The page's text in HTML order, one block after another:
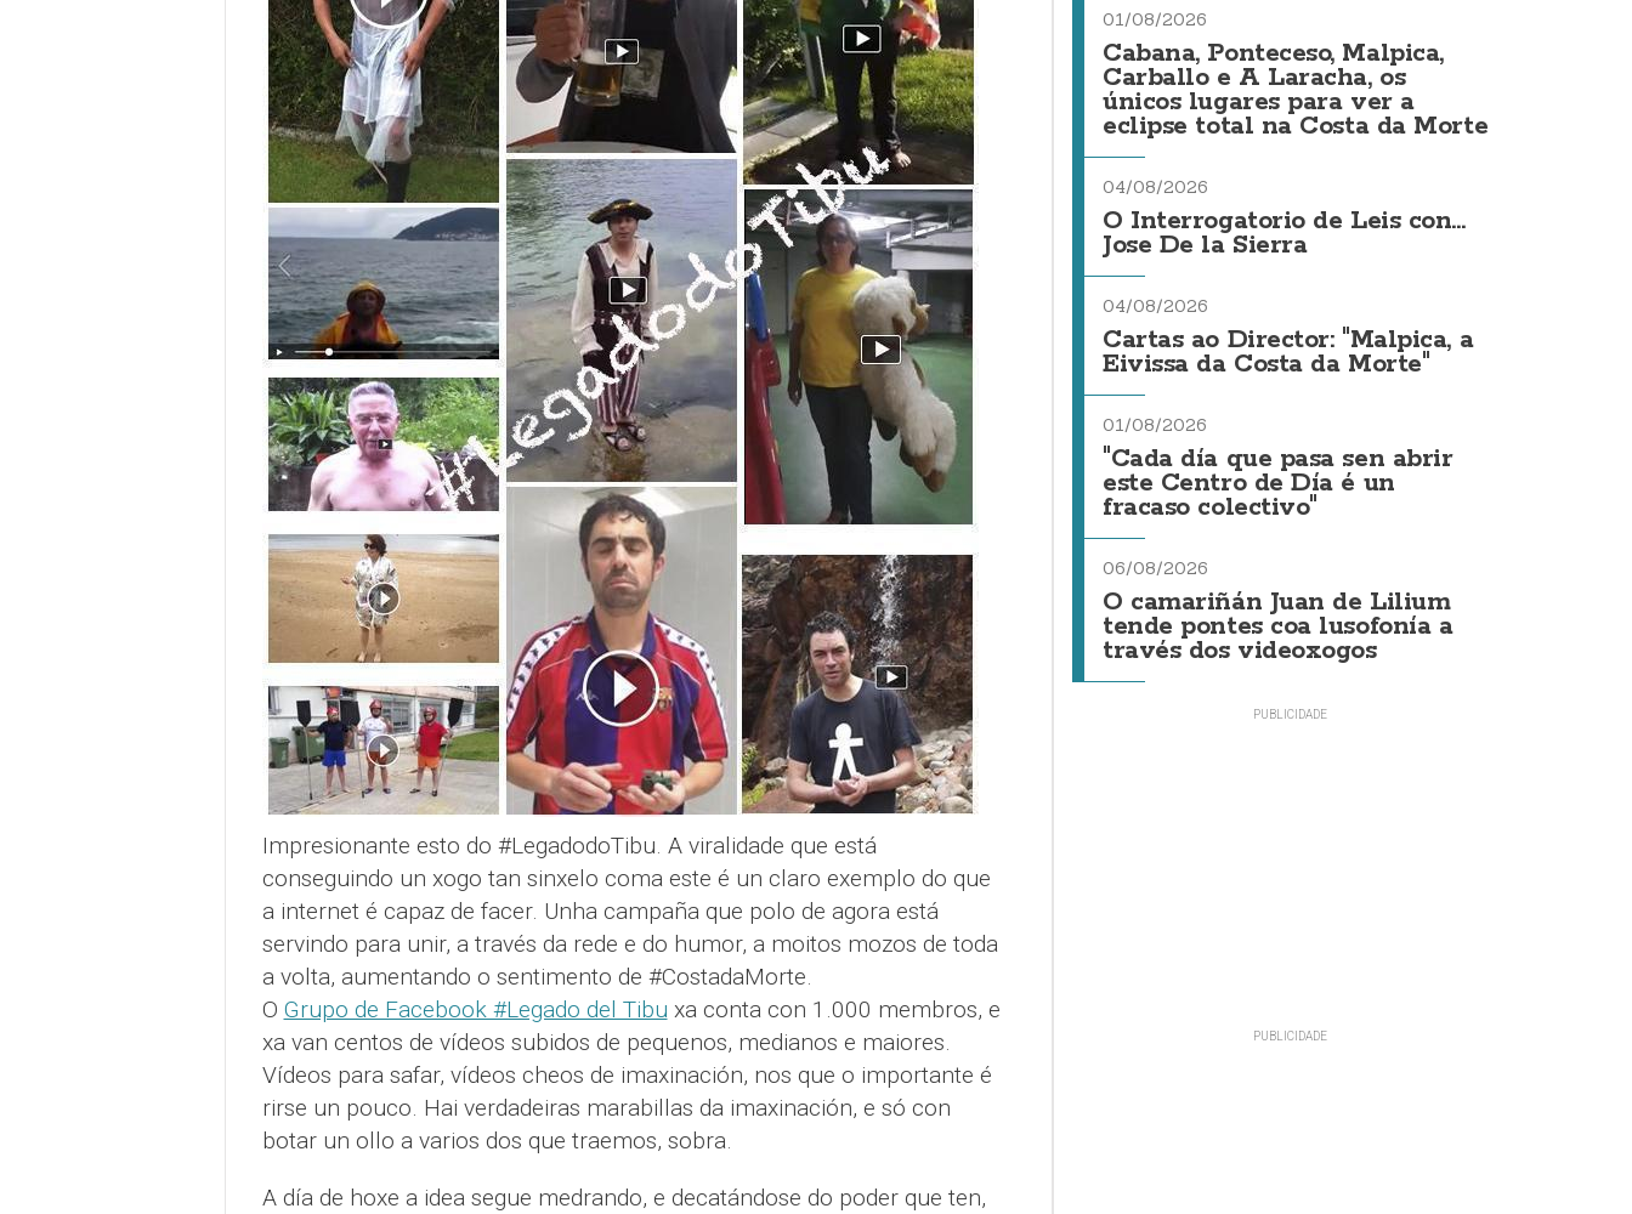
Impresionante esto do #LegadodoTibu. A viralidade que está
conseguindo un xogo tan sinxelo coma este é un claro exemplo do que
a internet é capaz de facer. Unha campaña que polo de agora está
servindo para unir, a través da rede e do humor, a moitos mozos de toda
a volta, aumentando o sentimento de #CostadaMorte.
O Grupo de Facebook #Legado del Tibu xa conta con 1.000 membros, e
xa van centos de vídeos subidos de pequenos, medianos e maiores.
Vídeos para safar, vídeos cheos de imaxinación, nos que o importante é
rirse un pouco. Hai verdadeiras marabillas da imaxinación, e só con
botar un ollo a varios dos que traemos, sobra.
A día de hoxe a idea segue medrando, e decatándose do poder que ten,
01/08/2026
Cabana, Ponteceso, Malpica,
Carballo e A Laracha, os
únicos lugares para ver a
eclipse total na Costa da Morte
04/08/2026
O Interrogatorio de Leis con...
Jose De la Sierra
04/08/2026
Cartas ao Director: "Malpica, a
Eivissa da Costa da Morte"
01/08/2026
"Cada día que pasa sen abrir
este Centro de Día é un
fracaso colectivo"
06/08/2026
O camariñán Juan de Lilium
tende pontes coa lusofonía a
través dos videoxogos